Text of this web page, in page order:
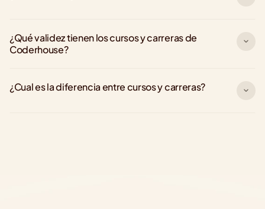
¿Qué validez tienen los cursos y carreras de
Coderhouse?
¿Cual es la diferencia entre cursos y carreras?